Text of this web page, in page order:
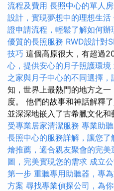
流程及費用 長照中心的單人
設計，實現夢想中的理想生活
證申請流程，輕鬆了解如何辦
優質的長照服務 RWD設計對
技巧 這個高原很大，有超過
心，提供安心的月子照護環境
之家與月子中心的不同選擇
知，世界上最熱門的地方之
度。 他們的故事和神話解釋
並深深地嵌入了古希臘文化和
受專業居家清潔服務 專業助
長照中心的服務詳解，讓您了
燴推薦，適合親友聚會的完美
圖，完美實現您的需求 成立
第一步 重聽專用助聽器，專
方案 尋找專業偵探公司，為